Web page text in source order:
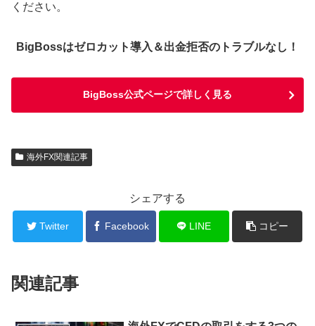
ください。
BigBossはゼロカット導入＆出金拒否のトラブルなし！
BigBoss公式ページで詳しく見る
海外FX関連記事
シェアする
Twitter Facebook LINE コピー
関連記事